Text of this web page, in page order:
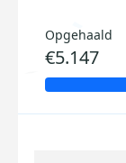
Opgehaald
€5.147